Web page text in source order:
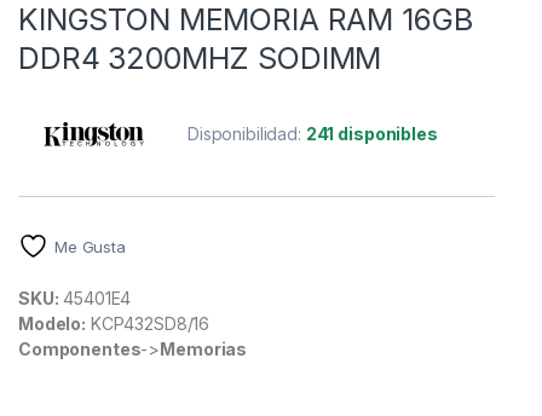
KINGSTON MEMORIA RAM 16GB
DDR4 3200MHZ SODIMM
Disponibilidad: 241 disponibles
Me Gusta
SKU: 45401E4
Modelo: KCP432SD8/16
Componentes->Memorias